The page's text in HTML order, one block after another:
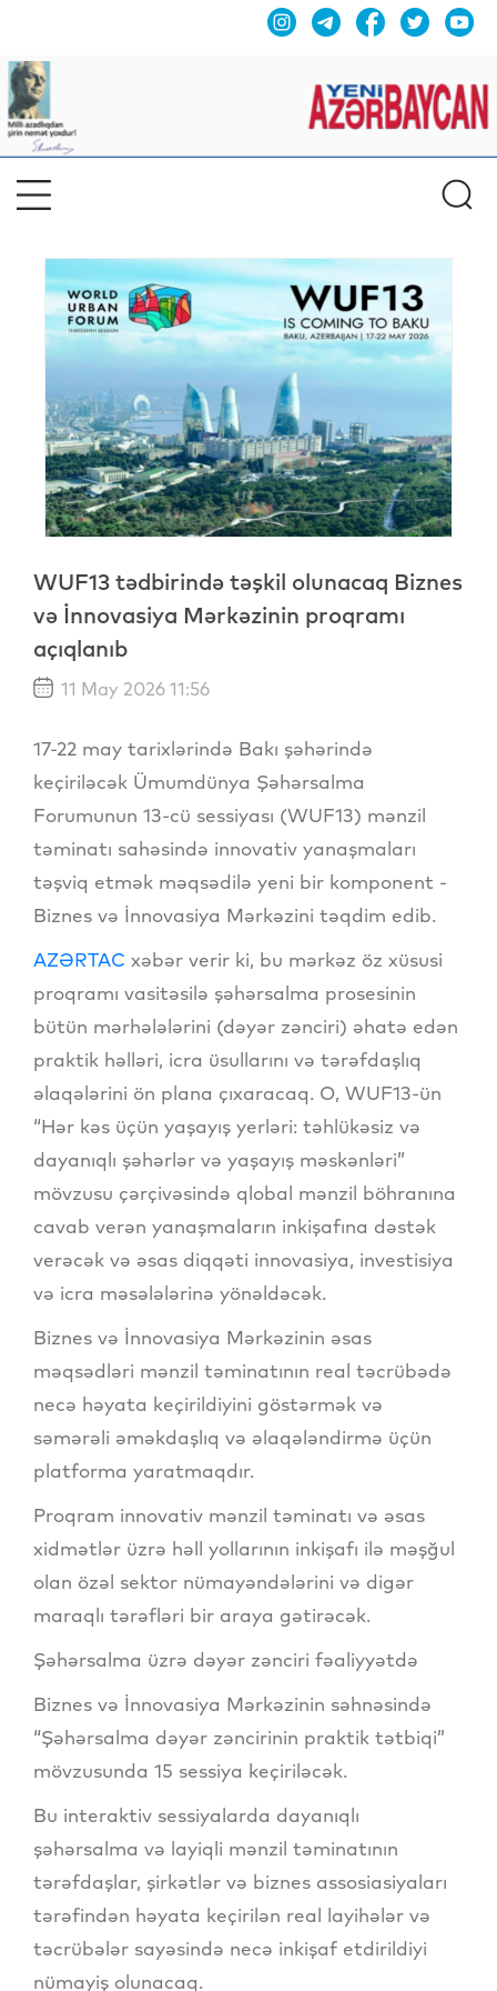
WUF13 tədbirində təşkil olunacaq Biznes
və İnnovasiya Mərkəzinin proqramı
açıqlanıb
11 May 2026 11:56
17-22 may tarixlərində Bakı şəhərində
keçiriləcək Ümumdünya Şəhərsalma
Forumunun 13-cü sessiyası (WUF13) mənzil
təminatı sahəsində innovativ yanaşmaları
təşviq etmək məqsədilə yeni bir komponent -
Biznes və İnnovasiya Mərkəzini təqdim edib.
AZƏRTAC xəbər verir ki, bu mərkəz öz xüsusi
proqramı vasitəsilə şəhərsalma prosesinin
bütün mərhələlərini (dəyər zənciri) əhatə edən
praktik həlləri, icra üsullarını və tərəfdaşlıq
əlaqələrini ön plana çıxaracaq. O, WUF13-ün
“Hər kəs üçün yaşayış yerləri: təhlükəsiz və
dayanıqlı şəhərlər və yaşayış məskənləri”
mövzusu çərçivəsində qlobal mənzil böhranına
cavab verən yanaşmaların inkişafına dəstək
verəcək və əsas diqqəti innovasiya, investisiya
və icra məsələlərinə yönəldəcək.
Biznes və İnnovasiya Mərkəzinin əsas
məqsədləri mənzil təminatının real təcrübədə
necə həyata keçirildiyini göstərmək və
səmərəli əməkdaşlıq və əlaqələndirmə üçün
platforma yaratmaqdır.
Proqram innovativ mənzil təminatı və əsas
xidmətlər üzrə həll yollarının inkişafı ilə məşğul
olan özəl sektor nümayəndələrini və digər
maraqlı tərəfləri bir araya gətirəcək.
Şəhərsalma üzrə dəyər zənciri fəaliyyətdə
Biznes və İnnovasiya Mərkəzinin səhnəsində
“Şəhərsalma dəyər zəncirinin praktik tətbiqi”
mövzusunda 15 sessiya keçiriləcək.
Bu interaktiv sessiyalarda dayanıqlı
şəhərsalma və layiqli mənzil təminatının
tərəfdaşlar, şirkətlər və biznes assosiasiyaları
tərəfindən həyata keçirilən real layihələr və
təcrübələr sayəsində necə inkişaf etdirildiyi
nümayiş olunacaq.